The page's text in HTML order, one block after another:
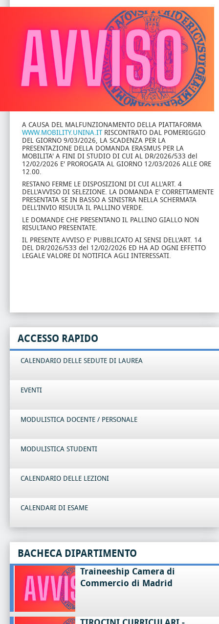
A CAUSA DEL MALFUNZIONAMENTO DELLA PIATTAFORMA
WWW.MOBILITY.UNINA.ITRISCONTRATO DAL POMERIGGIO
DEL GIORNO 9/03/2026, LA SCADENZA PER LA
PRESENTAZIONE DELLA DOMANDA ERASMUS PER LA
MOBILITA' A FINI DI STUDIO DI CUI AL DR/2026/533 del
12/02/2026 E' PROROGATA AL GIORNO 12/03/2026 ALLE ORE
12.00.
RESTANO FERME LE DISPOSIZIONI DI CUI ALL'ART. 4
DELL'AVVISO DI SELEZIONE. LA DOMANDA E' CORRETTAMENTE
PRESENTATA SE IN BASSO A SINISTRA NELLA SCHERMATA
DELL'INVIO RISULTA IL PALLINO VERDE.
LE DOMANDE CHE PRESENTANO IL PALLINO GIALLO NON
RISULTANO PRESENTATE.
IL PRESENTE AVVISO E' PUBBLICATO AI SENSI DELL'ART. 14
DEL DR/2026/533 del 12/02/2026 ED HA AD OGNI EFFETTO
LEGALE VALORE DI NOTIFICA AGLI INTERESSATI.
ACCESSO RAPIDO
CALENDARIO DELLE SEDUTE DI LAUREA
EVENTI
MODULISTICA DOCENTE / PERSONALE
MODULISTICA STUDENTI
CALENDARIO DELLE LEZIONI
CALENDARI DI ESAME
BACHECA DIPARTIMENTO
Traineeship Camera di
Commercio di Madrid